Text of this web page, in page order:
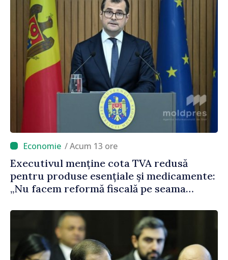
/ Acum 13 ore
Executivul menține cota TVA redusă
pentru produse esențiale și medicamente:
„Nu facem reformă fiscală pe seama